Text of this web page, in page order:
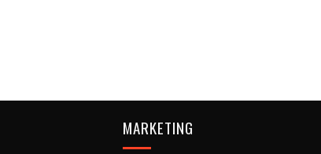
MARKETING